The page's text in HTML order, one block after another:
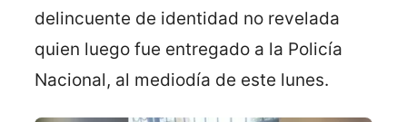
delincuente de identidad no revelada
quien luego fue entregado a la Policía
Nacional, al mediodía de este lunes.